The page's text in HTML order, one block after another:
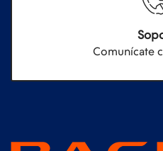
Comunícate